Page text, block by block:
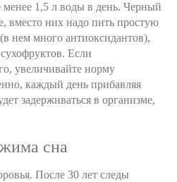
1,5 л воды в день. Черный
вместо них надо пить простую
нем много антиоксидантов),
Если
увеличивайте норму
каждый день прибавляя
задерживаться в организме,
сна
После 30 лет следы